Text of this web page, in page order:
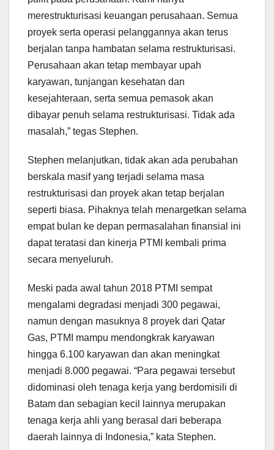
merestrukturisasi keuangan perusahaan. Semua
proyek serta operasi pelanggannya akan terus
berjalan tanpa hambatan selama restrukturisasi.
Perusahaan akan tetap membayar upah
karyawan, tunjangan kesehatan dan
kesejahteraan, serta semua pemasok akan
dibayar penuh selama restrukturisasi. Tidak ada
masalah,” tegas Stephen.
Stephen melanjutkan, tidak akan ada perubahan
berskala masif yang terjadi selama masa
restrukturisasi dan proyek akan tetap berjalan
seperti biasa. Pihaknya telah menargetkan selama
empat bulan ke depan permasalahan finansial ini
dapat teratasi dan kinerja PTMI kembali prima
secara menyeluruh.
Meski pada awal tahun 2018 PTMI sempat
mengalami degradasi menjadi 300 pegawai,
namun dengan masuknya 8 proyek dari Qatar
Gas, PTMI mampu mendongkrak karyawan
hingga 6.100 karyawan dan akan meningkat
menjadi 8.000 pegawai. “Para pegawai tersebut
didominasi oleh tenaga kerja yang berdomisili di
Batam dan sebagian kecil lainnya merupakan
tenaga kerja ahli yang berasal dari beberapa
daerah lainnya di Indonesia,” kata Stephen.